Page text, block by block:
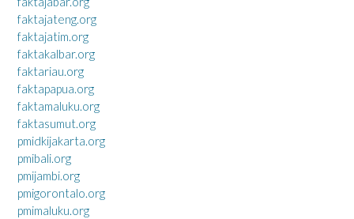
faktajateng.org
faktajatim.org
faktakalbar.org
faktariau.org
faktapapua.org
faktamaluku.org
faktasumut.org
pmidkijakarta.org
pmibali.org
pmijambi.org
pmigorontalo.org
pmimaluku.org